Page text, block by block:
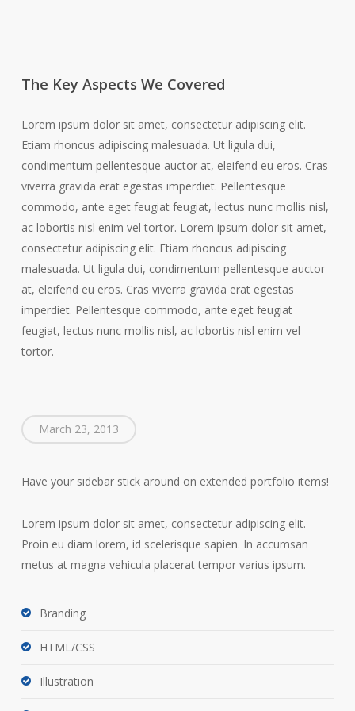
The Key Aspects We Covered
Lorem ipsum dolor sit amet, consectetur adipiscing elit.
Etiam rhoncus adipiscing malesuada. Ut ligula dui,
condimentum pellentesque auctor at, eleifend eu eros. Cras
viverra gravida erat egestas imperdiet. Pellentesque
commodo, ante eget feugiat feugiat, lectus nunc mollis nisl,
ac lobortis nisl enim vel tortor. Lorem ipsum dolor sit amet,
consectetur adipiscing elit. Etiam rhoncus adipiscing
malesuada. Ut ligula dui, condimentum pellentesque auctor
at, eleifend eu eros. Cras viverra gravida erat egestas
imperdiet. Pellentesque commodo, ante eget feugiat
feugiat, lectus nunc mollis nisl, ac lobortis nisl enim vel
tortor.
March 23, 2013
Have your sidebar stick around on extended portfolio items!
Lorem ipsum dolor sit amet, consectetur adipiscing elit.
Proin eu diam lorem, id scelerisque sapien. In accumsan
metus at magna vehicula placerat tempor varius ipsum.
Branding
HTML/CSS
Illustration